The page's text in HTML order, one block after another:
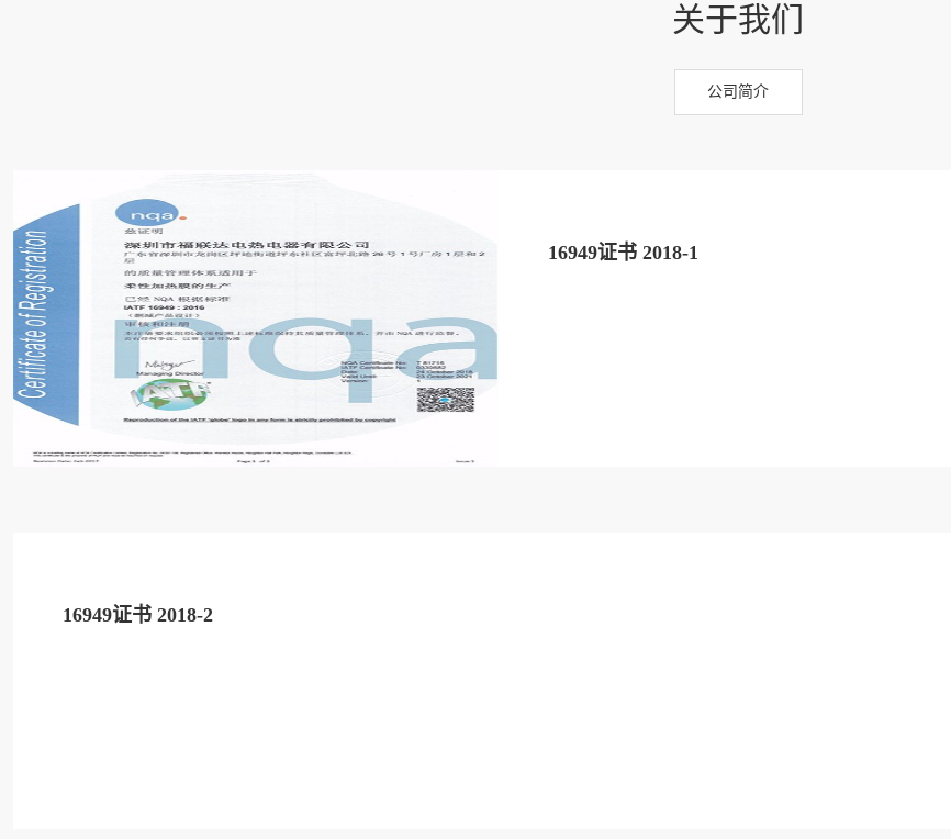
关于我们
公司简介
16949证书 2018-1
16949证书 2018-2